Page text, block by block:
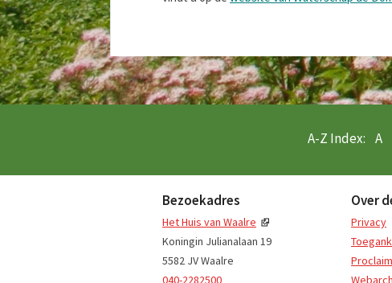
A-Z Index: A
Bezoekadres
Het Huis van Waalre
Koningin Julianalaan 19
5582 JV Waalre
040-2282500
Over
Privacy